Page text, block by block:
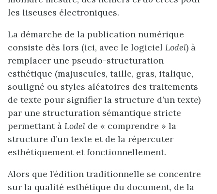
les liseuses électroniques.
La démarche de la publication numérique
consiste dès lors (ici, avec le logiciel Lodel) à
remplacer une pseudo-structuration
esthétique (majuscules, taille, gras, italique,
souligné ou styles aléatoires des traitements
de texte pour signifier la structure d’un texte)
par une structuration sémantique stricte
permettant à Lodel de « comprendre » la
structure d’un texte et de la répercuter
esthétiquement et fonctionnellement.
Alors que l’édition traditionnelle se concentre
sur la qualité esthétique du document, de la